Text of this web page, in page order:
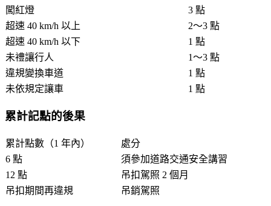
闖紅燈
3 點
超速 40 km/h 以上
2～3 點
超速 40 km/h 以下
1 點
未禮讓行人
1～3 點
違規變換車道
1 點
未依規定讓車
1 點
累計記點的後果
累計點數（1 年內）
處分
6 點
須參加道路交通安全講習
12 點
吊扣駕照 2 個月
吊扣期間再違規
吊銷駕照